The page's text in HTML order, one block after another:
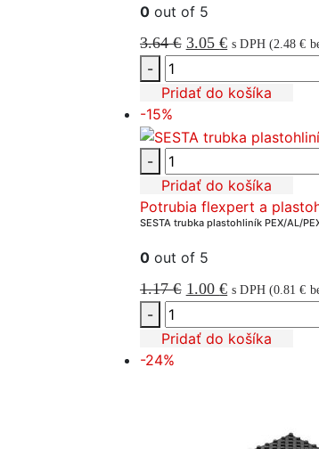
0 out of 5
3.64€ Pôvodná
bola:
3.05€Aktuálna
je:
s DPH (2.48€
-
Pridať do košíka
-15%
-
Pridať do košíka
Potrubia flexpert a
SESTA trubka plastohliník PEX/AL/
0 out of 5
1.17€ Pôvodná
bola:
1.00€Aktuálna
je:
s DPH (0.81€
-
Pridať do košíka
-24%